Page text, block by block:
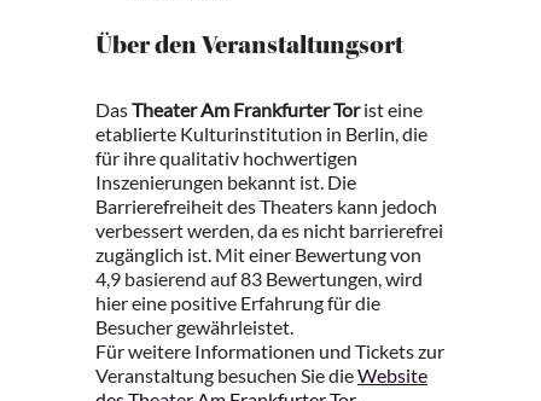
Über den Veranstaltungsort
DasTheater Am Frankfurter Torist eine
etablierte Kulturinstitution in Berlin, die
für ihre qualitativ hochwertigen
Inszenierungen bekannt ist. Die
Barrierefreiheit des Theaters kann jedoch
verbessert werden, da es nicht barrierefrei
zugänglich ist. Mit einer Bewertung von
4,9 basierend auf 83 Bewertungen, wird
hier eine positive Erfahrung für die
Besucher gewährleistet.
Für weitere Informationen und Tickets zur
Veranstaltung besuchen Sie dieWebsite